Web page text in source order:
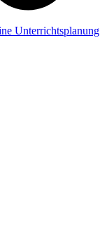
Unterrichtsplanung